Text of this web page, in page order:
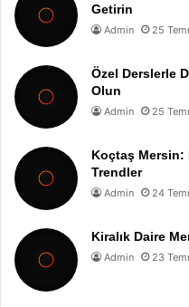
Getirin
Admin 25
Özel Derslerle
Olun
Admin 25
Koçtaş Mersin:
Trendler
Admin 24
Kiralık Daire
Admin 23